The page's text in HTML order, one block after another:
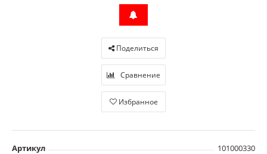
Поделиться
Сравнение
Избранное
Артикул 101000330